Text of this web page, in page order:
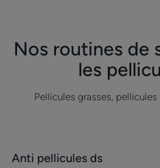
Nos routines de
les
Pellicules grasses, pellicules
Anti
Anti pellicules ds